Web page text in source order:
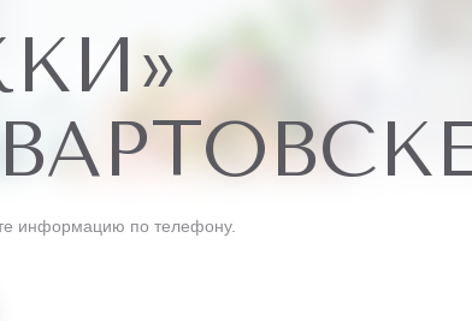
информацию по телефону.